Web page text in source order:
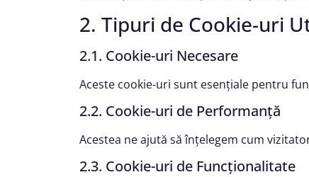
2. Tipuri de Cookie-uri
2.1. Cookie-uri Necesare
Aceste cookie-uri sunt esențiale pentru
2.2. Cookie-uri de Performanță
Acestea ne ajută să înțelegem cum
2.3. Cookie-uri de Funcționalitate